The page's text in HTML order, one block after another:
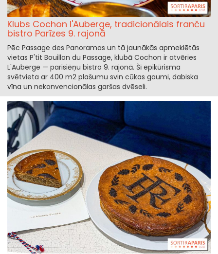
Klubs Cochon l'Auberge, tradicionālais franču
bistro Parīzes 9. rajonā
Pēc Passage des Panoramas un tā jaunākās apmeklētās
vietas P'tit Bouillon du Passage, klubā Cochon ir atvēries
L'Auberge — parisiēņu bistro 9. rajonā. Šī epikūrisma
svētvieta ar 400 m2 plašumu svin cūkas gaumi, dabiska
vīna un nekonvencionālas garšas dvēseli.